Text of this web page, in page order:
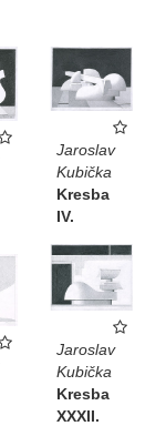
Jaroslav
Kubička
Kresba
IV.
Jaroslav
Kubička
Kresba
XXXII.